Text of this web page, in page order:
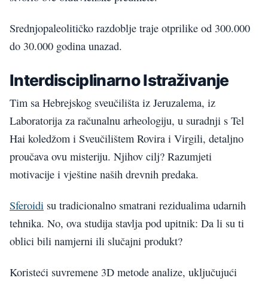
Srednjopaleolitičko razdoblje traje otprilike od 300.000
do 30.000 godina unazad.
Interdisciplinarno Istraživanje
Tim sa Hebrejskog sveučilišta iz Jeruzalema, iz
Laboratorija za računalnu arheologiju, u suradnji s Tel
Hai koledžom i Sveučilištem Rovira i Virgili, detaljno
proučava ovu misteriju. Njihov cilj? Razumjeti
motivacije i vještine naših drevnih predaka.
Sferoidi su tradicionalno smatrani rezidualima udarnih
tehnika. No, ova studija stavlja pod upitnik: Da li su ti
oblici bili namjerni ili slučajni produkt?
Koristeći suvremene 3D metode analize, uključujući